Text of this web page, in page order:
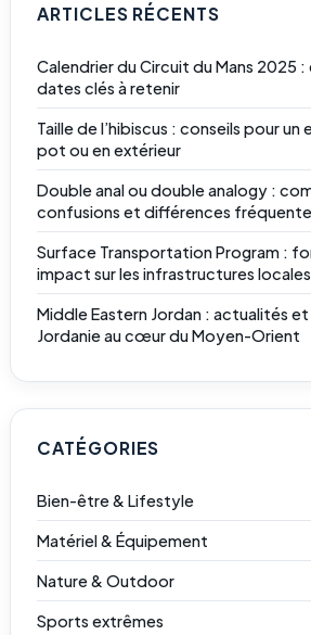
ARTICLES RÉCENTS
Calendrier du Circuit du Mans 2025
dates clés à retenir
Taille de l’hibiscus : conseils pour un
pot ou en extérieur
Double anal ou double analogy :
confusions et différences
Surface Transportation Program :
impact sur les infrastructures locales
Middle Eastern Jordan : actualités
Jordanie au cœur du Moyen-Orient
CATÉGORIES
Bien-être & Lifestyle
Matériel & Équipement
Nature & Outdoor
Sports extrêmes